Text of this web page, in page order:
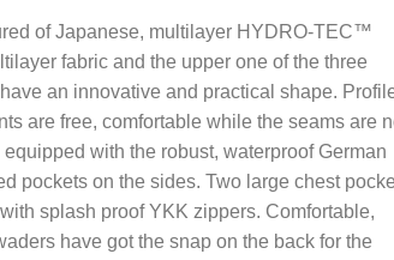
of Japanese, multilayer HYDRO-TEC™
fabric and the upper one of the three
an innovative and practical shape.
are free, comfortable while the seams are
with the robust, waterproof German
pockets on the sides. Two large chest
splash proof YKK zippers. Comfortable,
have got the snap on the back for the